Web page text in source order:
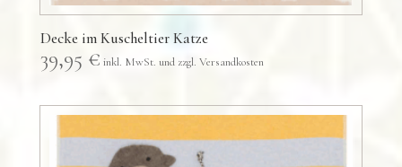
Decke im Kuscheltier Katze
39,95 €